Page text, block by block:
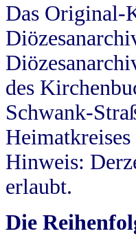
Das Original-
des
Schwank-
Hinweis:
erlaubt.
Die